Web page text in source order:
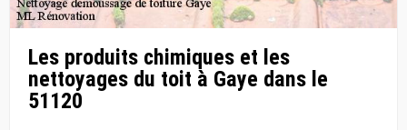
Les produits chimiques et les
nettoyages du toit à Gaye dans le
51120